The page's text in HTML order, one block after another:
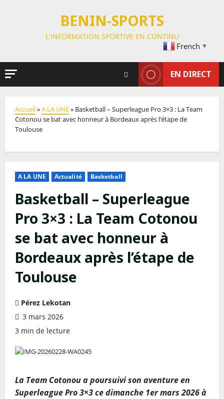
BENIN-SPORTS
L'INFORMATION SPORTIVE EN CONTINU
French ▼
EN DIRECT
Accueil»A LA UNE» Basketball – Superleague Pro 3×3 : La Team
Cotonou se bat avec honneur à Bordeaux après l’étape de
Toulouse
A LA UNE Actualité Basketball
Basketball – Superleague
Pro 3×3 : La Team Cotonou
se bat avec honneur à
Bordeaux après l’étape de
Toulouse
Pérez Lekotan
3 mars 2026
3 min de lecture
La Team Cotonou a poursuivi son aventure en
Superleague Pro 3×3 ce dimanche 1er mars 2026 à